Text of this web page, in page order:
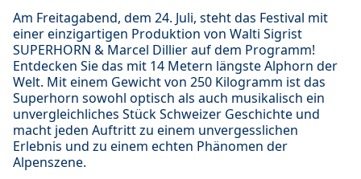
Am Freitagabend, dem 24. Juli, steht das Festival mit
einer einzigartigen Produktion von Walti Sigrist
SUPERHORN & Marcel Dillier auf dem Programm!
Entdecken Sie das mit 14 Metern längste Alphorn der
Welt. Mit einem Gewicht von 250 Kilogramm ist das
Superhorn sowohl optisch als auch musikalisch ein
unvergleichliches Stück Schweizer Geschichte und
macht jeden Auftritt zu einem unvergesslichen
Erlebnis und zu einem echten Phänomen der
Alpenszene.